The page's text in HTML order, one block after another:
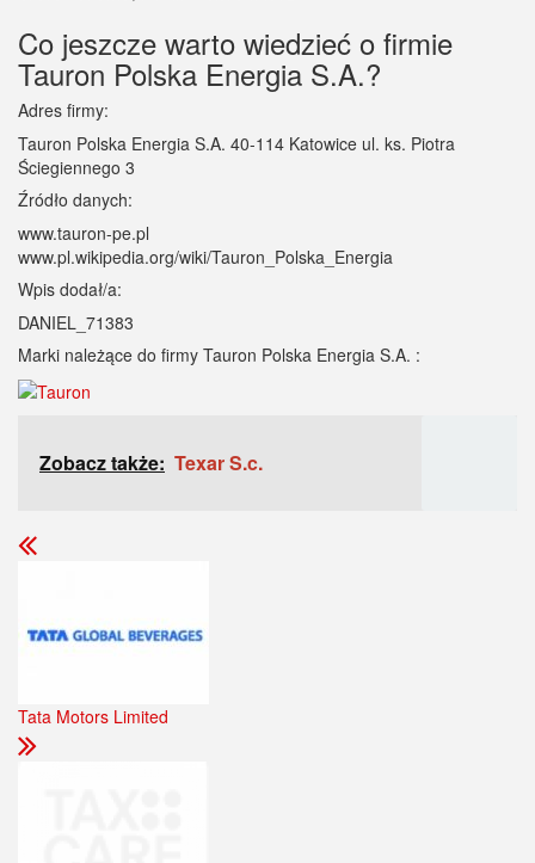
Co jeszcze warto wiedzieć o firmie
Tauron Polska Energia S.A.?
Adres firmy:
Tauron Polska Energia S.A. 40-114 Katowice ul. ks. Piotra
Ściegiennego 3
Źródło danych:
www.tauron-pe.pl
www.pl.wikipedia.org/wiki/Tauron_Polska_Energia
Wpis dodał/a:
DANIEL_71383
Marki należące do firmy Tauron Polska Energia S.A. :
Zobacz także: Texar S.c.
Tata Motors Limited